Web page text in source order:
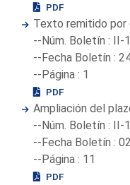
PDF
Texto remitido por
--Núm. Boletín : II-
--Fecha Boletín :
--Página : 1
PDF
Ampliación del
--Núm. Boletín : II-
--Fecha Boletín :
--Página : 11
PDF